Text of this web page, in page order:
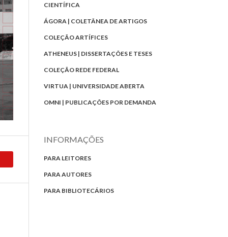
CIENTÍFICA
ÁGORA | COLETÂNEA DE ARTIGOS
COLEÇÃO ARTÍFICES
ATHENEUS | DISSERTAÇÕES E TESES
COLEÇÃO REDE FEDERAL
VIRTUA | UNIVERSIDADE ABERTA
OMNI | PUBLICAÇÕES POR DEMANDA
INFORMAÇÕES
PARA LEITORES
PARA AUTORES
PARA BIBLIOTECÁRIOS